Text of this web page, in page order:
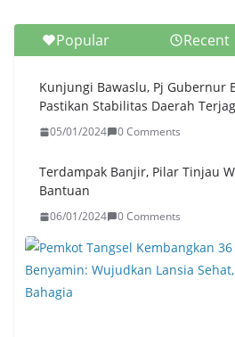
Popular Recent
Kunjungi Bawaslu, Pj Gubernur
Pastikan Stabilitas Daerah
05/01/2024 0 Comments
Terdampak Banjir, Pilar Tinjau
Bantuan
06/01/2024 0 Comments